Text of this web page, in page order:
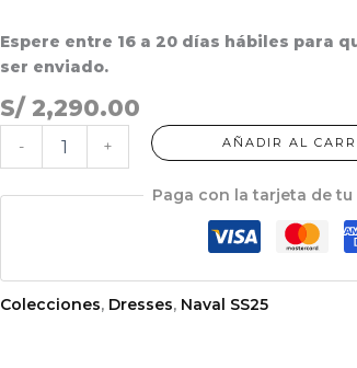
Espere entre 16 a 20 días hábiles para
ser enviado.
S/ 2,290.00
- + AÑADIR AL
Paga con la tarjeta de
Colecciones, Dresses, Naval SS25